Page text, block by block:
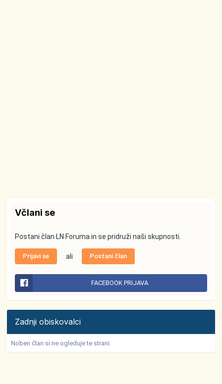
Včlani se
Postani član LN Foruma in se pridruži naši skupnosti.
Prijavi se ali Postani član
FACEBOOK PRIJAVA
Zadnji obiskovalci
Noben član si ne ogleduje te strani.